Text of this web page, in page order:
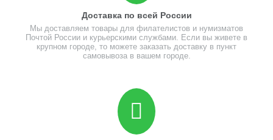
Доставка по всей России
Мы доставляем товары для филателистов и нумизматов
Почтой России и курьерскими службами. Если вы живете в
крупном городе, то можете заказать доставку в пункт
самовывоза в вашем городе.